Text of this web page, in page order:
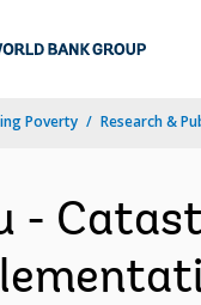
Poverty Research &
-